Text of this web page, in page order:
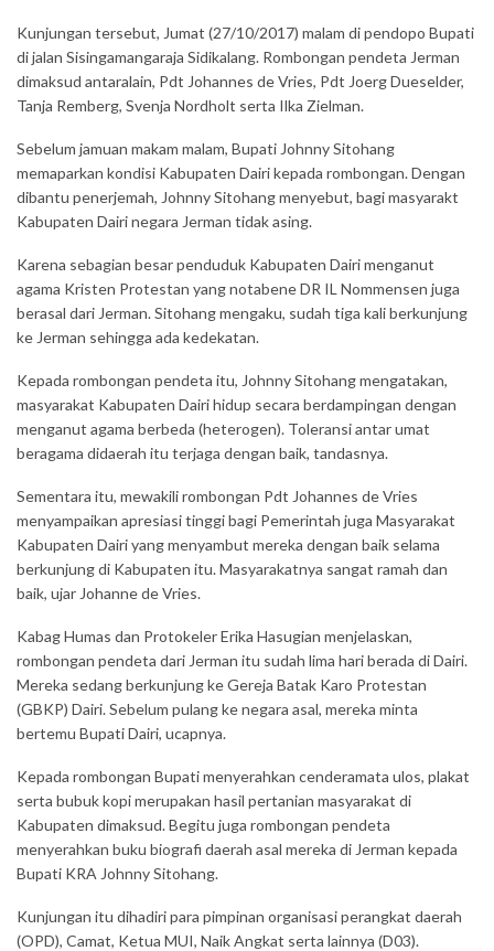
Kunjungan tersebut, Jumat (27/10/2017) malam di pendopo Bupati
di jalan Sisingamangaraja Sidikalang. Rombongan pendeta Jerman
dimaksud antaralain, Pdt Johannes de Vries, Pdt Joerg Dueselder,
Tanja Remberg, Svenja Nordholt serta Ilka Zielman.
Sebelum jamuan makam malam, Bupati Johnny Sitohang
memaparkan kondisi Kabupaten Dairi kepada rombongan. Dengan
dibantu penerjemah, Johnny Sitohang menyebut, bagi masyarakt
Kabupaten Dairi negara Jerman tidak asing.
Karena sebagian besar penduduk Kabupaten Dairi menganut
agama Kristen Protestan yang notabene DR IL Nommensen juga
berasal dari Jerman. Sitohang mengaku, sudah tiga kali berkunjung
ke Jerman sehingga ada kedekatan.
Kepada rombongan pendeta itu, Johnny Sitohang mengatakan,
masyarakat Kabupaten Dairi hidup secara berdampingan dengan
menganut agama berbeda (heterogen). Toleransi antar umat
beragama didaerah itu terjaga dengan baik, tandasnya.
Sementara itu, mewakili rombongan Pdt Johannes de Vries
menyampaikan apresiasi tinggi bagi Pemerintah juga Masyarakat
Kabupaten Dairi yang menyambut mereka dengan baik selama
berkunjung di Kabupaten itu. Masyarakatnya sangat ramah dan
baik, ujar Johanne de Vries.
Kabag Humas dan Protokeler Erika Hasugian menjelaskan,
rombongan pendeta dari Jerman itu sudah lima hari berada di Dairi.
Mereka sedang berkunjung ke Gereja Batak Karo Protestan
(GBKP) Dairi. Sebelum pulang ke negara asal, mereka minta
bertemu Bupati Dairi, ucapnya.
Kepada rombongan Bupati menyerahkan cenderamata ulos, plakat
serta bubuk kopi merupakan hasil pertanian masyarakat di
Kabupaten dimaksud. Begitu juga rombongan pendeta
menyerahkan buku biografi daerah asal mereka di Jerman kepada
Bupati KRA Johnny Sitohang.
Kunjungan itu dihadiri para pimpinan organisasi perangkat daerah
(OPD), Camat, Ketua MUI, Naik Angkat serta lainnya (D03).